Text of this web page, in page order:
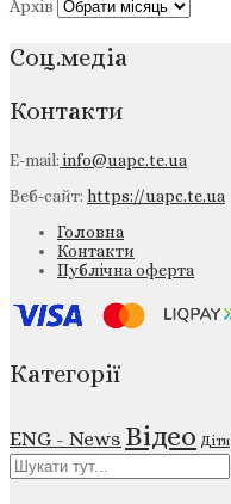
Архів
Соц.медіа
Контакти
E-mail:info@uapc.te.ua
Веб-сайт: https://uapc.te.ua
Головна
Контакти
Публічна оферта
Категорії
ENG - News Відео Діти